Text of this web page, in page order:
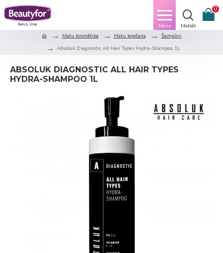
0
Matu kosmētika Matu kopšana
Šampūni
Absoluk Diagnostic All Hair Types Hydra-Shampoo 1L
ABSOLUK DIAGNOSTIC ALL HAIR TYPES
HYDRA-SHAMPOO 1L